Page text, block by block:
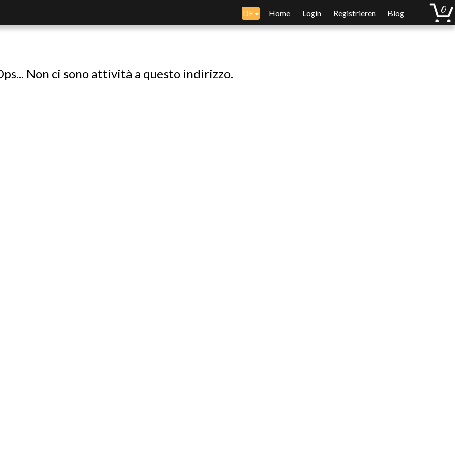
DE Home Login Registrieren Blog
Non ci sono attività a questo indirizzo.